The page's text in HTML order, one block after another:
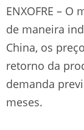
ENXOFRE –
de maneira
China, os
retorno da
demanda
meses.